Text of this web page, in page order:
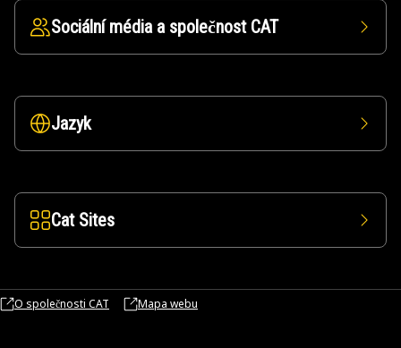
Sociální média a společnost CAT
Jazyk
Cat Sites
O společnosti CAT Mapa webu